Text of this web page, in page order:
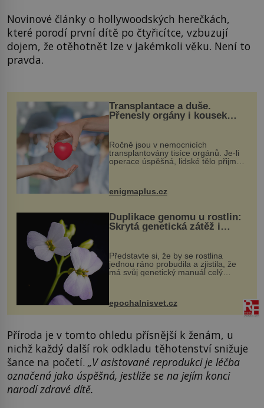
Novinové články o hollywoodských herečkách,
které porodí první dítě po čtyřicítce, vzbuzují
dojem, že otěhotnět lze v jakémkoli věku. Není to
pravda.
Transplantace a duše.
Přenesly orgány i kousek
Ročně jsou v nemocnicích
transplantovány tisíce orgánů. Je-li
operace úspěšná, lidské tělo přijme
enigmaplus.cz
Duplikace genomu u rostlin:
Skrytá genetická zátěž i
Představte si, že by se rostlina
jednou ráno probudila a zjistila, že
má svůj genetický manuál celý
vstupenka...
epochalnisvet.cz
Příroda je v tomto ohledu přísnější k ženám, u
nichž každý další rok odkladu těhotenství snižuje
šance na početí. „V asistované reprodukci je léčba
označená jako úspěšná, jestliže se na jejím konci
narodí zdravé dítě.